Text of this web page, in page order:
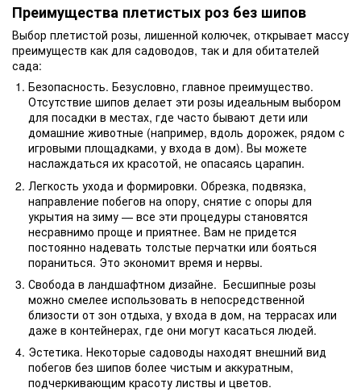
Преимущества плетистых роз без шипов
Выбор плетистой розы, лишенной колючек, открывает массу
преимуществ как для садоводов, так и для обитателей
сада:
Безопасность. Безусловно, главное преимущество.
Отсутствие шипов делает эти розы идеальным выбором
для посадки в местах, где часто бывают дети или
домашние животные (например, вдоль дорожек, рядом с
игровыми площадками, у входа в дом). Вы можете
наслаждаться их красотой, не опасаясь царапин.
Легкость ухода и формировки. Обрезка, подвязка,
направление побегов на опору, снятие с опоры для
укрытия на зиму — все эти процедуры становятся
несравнимо проще и приятнее. Вам не придется
постоянно надевать толстые перчатки или бояться
пораниться. Это экономит время и нервы.
Свобода в ландшафтном дизайне. Бесшипные розы
можно смелее использовать в непосредственной
близости от зон отдыха, у входа в дом, на террасах или
даже в контейнерах, где они могут касаться людей.
Эстетика. Некоторые садоводы находят внешний вид
побегов без шипов более чистым и аккуратным,
подчеркивающим красоту листвы и цветов.